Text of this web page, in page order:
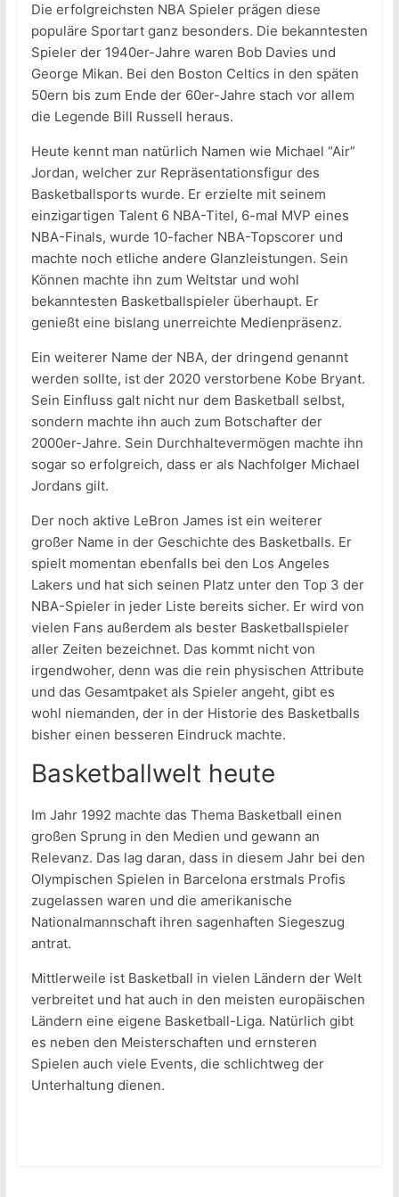
Die erfolgreichsten NBA Spieler prägen diese
populäre Sportart ganz besonders. Die bekanntesten
Spieler der 1940er-Jahre waren Bob Davies und
George Mikan. Bei den Boston Celtics in den späten
50ern bis zum Ende der 60er-Jahre stach vor allem
die Legende Bill Russell heraus.
Heute kennt man natürlich Namen wie Michael “Air”
Jordan, welcher zur Repräsentationsfigur des
Basketballsports wurde. Er erzielte mit seinem
einzigartigen Talent 6 NBA-Titel, 6-mal MVP eines
NBA-Finals, wurde 10-facher NBA-Topscorer und
machte noch etliche andere Glanzleistungen. Sein
Können machte ihn zum Weltstar und wohl
bekanntesten Basketballspieler überhaupt. Er
genießt eine bislang unerreichte Medienpräsenz.
Ein weiterer Name der NBA, der dringend genannt
werden sollte, ist der 2020 verstorbene Kobe Bryant.
Sein Einfluss galt nicht nur dem Basketball selbst,
sondern machte ihn auch zum Botschafter der
2000er-Jahre. Sein Durchhaltevermögen machte ihn
sogar so erfolgreich, dass er als Nachfolger Michael
Jordans gilt.
Der noch aktive LeBron James ist ein weiterer
großer Name in der Geschichte des Basketballs. Er
spielt momentan ebenfalls bei den Los Angeles
Lakers und hat sich seinen Platz unter den Top 3 der
NBA-Spieler in jeder Liste bereits sicher. Er wird von
vielen Fans außerdem als bester Basketballspieler
aller Zeiten bezeichnet. Das kommt nicht von
irgendwoher, denn was die rein physischen Attribute
und das Gesamtpaket als Spieler angeht, gibt es
wohl niemanden, der in der Historie des Basketballs
bisher einen besseren Eindruck machte.
Basketballwelt heute
Im Jahr 1992 machte das Thema Basketball einen
großen Sprung in den Medien und gewann an
Relevanz. Das lag daran, dass in diesem Jahr bei den
Olympischen Spielen in Barcelona erstmals Profis
zugelassen waren und die amerikanische
Nationalmannschaft ihren sagenhaften Siegeszug
antrat.
Mittlerweile ist Basketball in vielen Ländern der Welt
verbreitet und hat auch in den meisten europäischen
Ländern eine eigene Basketball-Liga. Natürlich gibt
es neben den Meisterschaften und ernsteren
Spielen auch viele Events, die schlichtweg der
Unterhaltung dienen.